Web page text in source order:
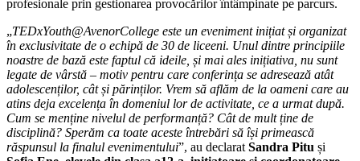
„TEDxYouth@AvenorCollege este un eveniment inițiat și organizat
noastre de bază este faptul că ideile, și mai ales inițiativa, nu sunt
legate de vârstă – motiv pentru care conferința se adresează atât
adolescenților, cât și părinților. Vrem să aflăm de la oameni care au
atins deja excelența în domeniul lor de activitate, ce a urmat după.
Cum se menține nivelul de performanță? Cât de mult ține de
disciplină? Sperăm ca toate aceste întrebări să își primească
răspunsul la finalul evenimentului”, au declaratSandra Pitu
Sofia Ene, elevele din clasa a12-a, inițiatoare și coordonatoare
ale proiectului.